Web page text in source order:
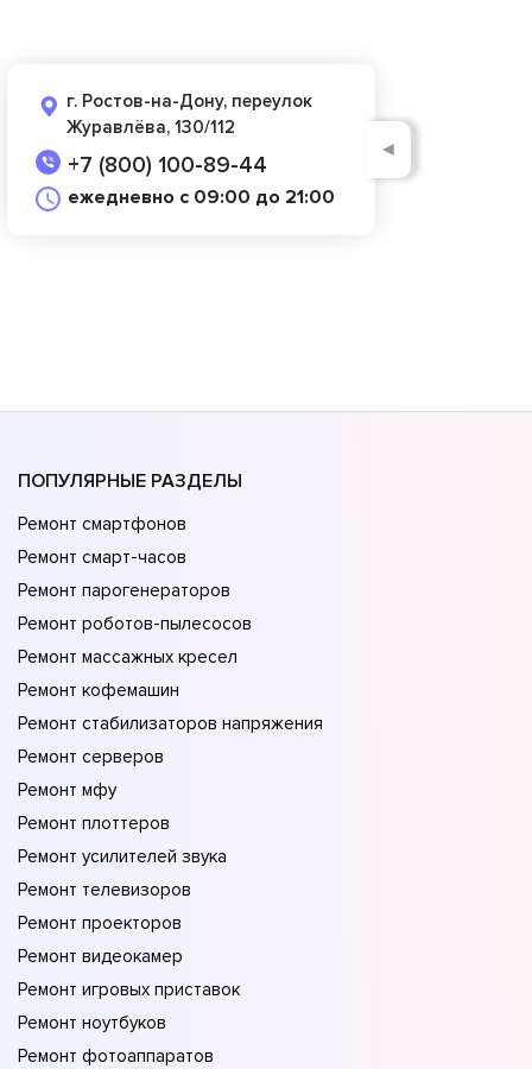
г. Ростов-на-Дону, переулок
Журавлёва, 130/112
+7 (800) 100-89-44
ежедневно с 09:00 до 21:00
◄
ПОПУЛЯРНЫЕ РАЗДЕЛЫ
Ремонт смартфонов
Ремонт смарт-часов
Ремонт парогенераторов
Ремонт роботов-пылесосов
Ремонт массажных кресел
Ремонт кофемашин
Ремонт стабилизаторов напряжения
Ремонт серверов
Ремонт мфу
Ремонт плоттеров
Ремонт усилителей звука
Ремонт телевизоров
Ремонт проекторов
Ремонт видеокамер
Ремонт игровых приставок
Ремонт ноутбуков
Ремонт фотоаппаратов